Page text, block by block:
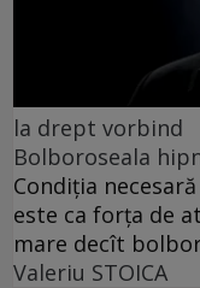
la drept vorbind
Bolboroseala
Condiția
este ca forța de
mare decît
Valeriu STOICA